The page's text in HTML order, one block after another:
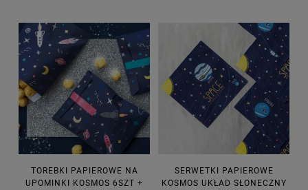
TOREBKI PAPIEROWE NA
UPOMINKI KOSMOS 6SZT +
SERWETKI PAPIEROWE
KOSMOS UKŁAD SŁONECZNY